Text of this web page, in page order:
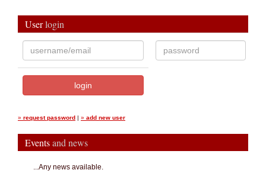
Userlogin
» request password | » add new user
Eventsand news
...Any news available.